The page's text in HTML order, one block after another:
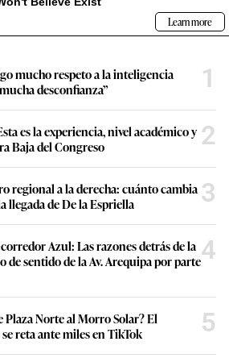
mucho respeto a la inteligencia
desconfianza”
1
es la experiencia, nivel académico y
Baja del Congreso
2
regional a la derecha: cuánto cambia
llegada de De la Espriella
3
Azul: Las razones detrás de la
de sentido de la Av. Arequipa por parte4
Norte al Morro Solar? El
se reta ante miles en TikTok
5